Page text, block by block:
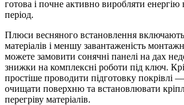
готова і почне активно виробляти енергію
період.
Плюси весняного встановлення включають
матеріалів і меншу завантаженість
можете замовити сонячні панелі на дах
знижки на комплексні роботи під ключ.
простіше проводити підготовку покрівлі
очищати поверхню та встановлювати
перегріву матеріалів.